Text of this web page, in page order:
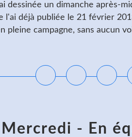
dessinée un dimanche après-
l'ai déjà publiée le 21 février
pleine campagne, sans aucun
Mercredi - En